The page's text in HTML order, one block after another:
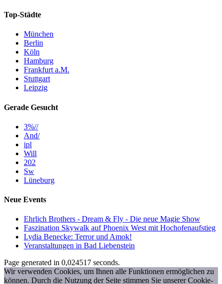
Top-Städte
München
Berlin
Köln
Hamburg
Frankfurt a.M.
Stuttgart
Leipzig
Gerade Gesucht
3%//
And/
ipl
Will
202
Sw
Lüneburg
Neue Events
Ehrlich Brothers - Dream & Fly - Die neue Magie Show
Faszination Skywalk auf Phoenix West mit Hochofenaufstieg
Lydia Benecke: Terror und Amok!
Veranstaltungen in Bad Liebenstein
Page generated in 0,024517 seconds.
Wir verwenden Cookies, um Ihnen alle Funktionen ermöglichen zu
können. Durch die Nutzung der Seite stimmen Sie unserer Cookie-